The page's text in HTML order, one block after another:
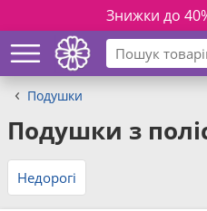
Знижки до
Подушки
Подушки з
Недорогі